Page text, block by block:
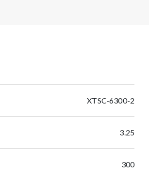
XTSC-6300-2
3.25
300